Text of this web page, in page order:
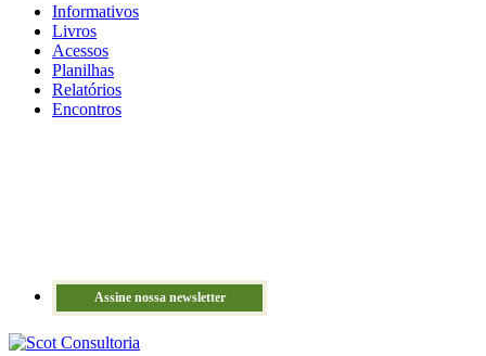
Informativos
Livros
Acessos
Planilhas
Relatórios
Encontros
Assine nossa newsletter